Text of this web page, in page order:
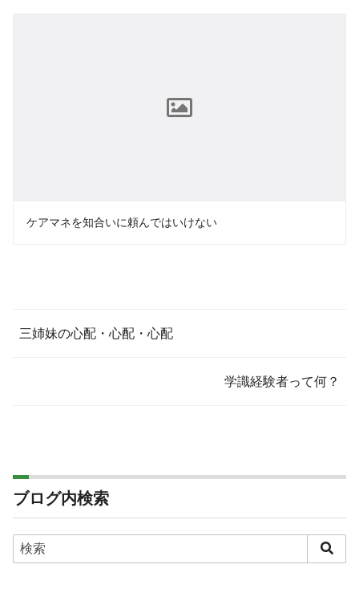
ケアマネを知合いに頼んではいけない
三姉妹の心配・心配・心配
学識経験者って何？
ブログ内検索